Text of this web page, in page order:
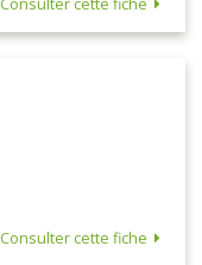
Consulter cette fiche